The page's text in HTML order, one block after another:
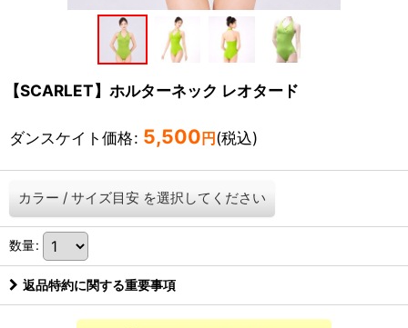
【SCARLET】ホルターネック レオタード
ダンスケイト価格: 5,500 円 (税込)
カラー / サイズ目安 を選択してください
数量:
返品特約に関する重要事項